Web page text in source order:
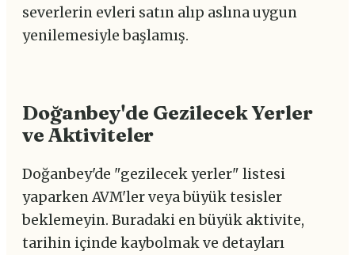
severlerin evleri satın alıp aslına uygun
yenilemesiyle başlamış.
Doğanbey'de Gezilecek Yerler
ve Aktiviteler
Doğanbey'de "gezilecek yerler" listesi
yaparken AVM'ler veya büyük tesisler
beklemeyin. Buradaki en büyük aktivite,
tarihin içinde kaybolmak ve detayları